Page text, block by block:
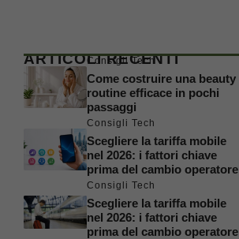
ARTICOLI RECENTI
Consigli Tech
Come costruire una beauty
routine efficace in pochi
passaggi
Consigli Tech
Scegliere la tariffa mobile
nel 2026: i fattori chiave
prima del cambio operatore
Consigli Tech
Scegliere la tariffa mobile
nel 2026: i fattori chiave
prima del cambio operatore